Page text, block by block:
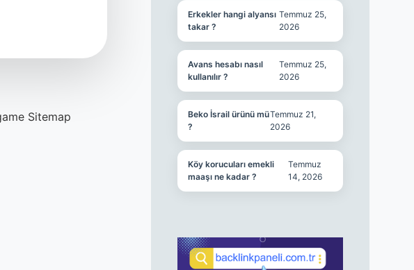
Sitemap
Erkekler hangi alyansı
takar ?
Temmuz 25,
2026
Avans hesabı nasıl
kullanılır ?
Temmuz 25,
2026
Beko İsrail ürünü mü
?
Temmuz 21,
2026
Köy korucuları emekli
maaşı ne kadar ?
Temmuz
14, 2026